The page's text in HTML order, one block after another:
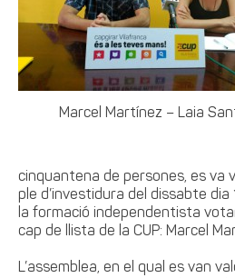
Marcel Martínez – Laia
cinquantena de persones, es va
ple d’investidura del dissabte dia
la formació independentista
cap de llista de la CUP: Marcel
L’assemblea, en el qual es van